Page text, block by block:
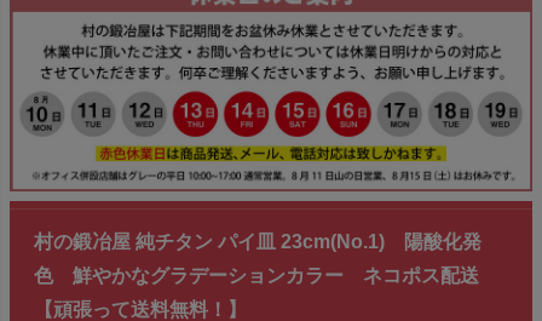
村の鍛冶屋 純チタン パイ皿 23cm(No.1) 陽酸化発
色 鮮やかなグラデーションカラー ネコポス配送
【頑張って送料無料！】